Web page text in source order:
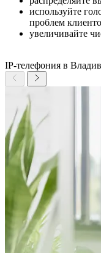
используйте
проблем
увеличивайте
IP-телефония в